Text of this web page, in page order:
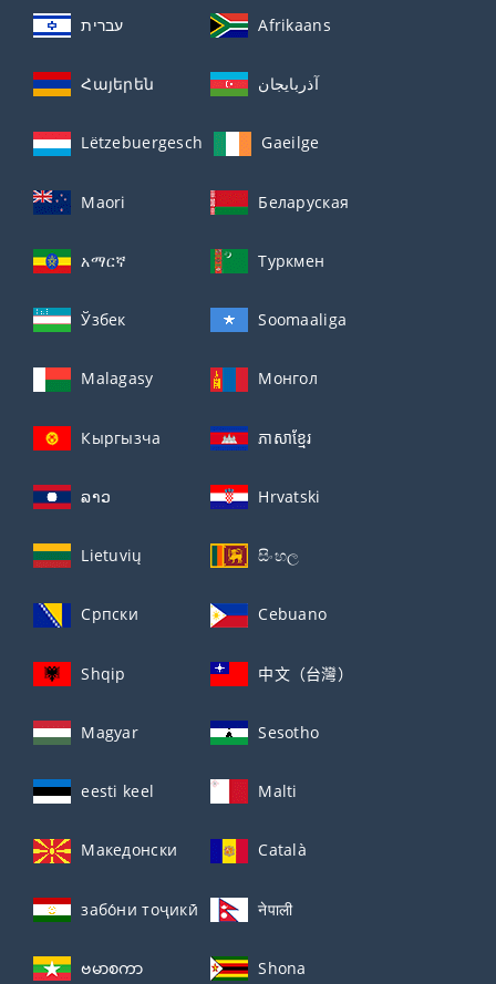
עברית Afrikaans
Հայերեն آذربايجان
Lëtzebuergesch Gaeilge
Maori Беларуская
አማርኛ Туркмен
Ўзбек Soomaaliga
Malagasy Монгол
Кыргызча ភាសាខ្មែរ
ລາວ Hrvatski
Lietuvių සිංහල
Српски Cebuano
Shqip 中文（台灣）
Magyar Sesotho
eesti keel Malti
Македонски Català
забо́ни тоҷикӣ́ नेपाली
ဗမာစကာ Shona